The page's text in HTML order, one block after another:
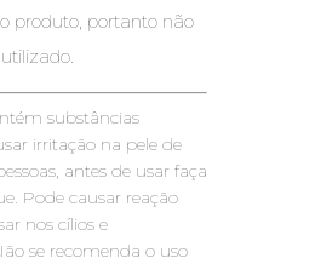
produto, portanto não
substâncias
irritação na pele de
antes de usar faça
Pode causar reação
nos cílios e
se recomenda o uso